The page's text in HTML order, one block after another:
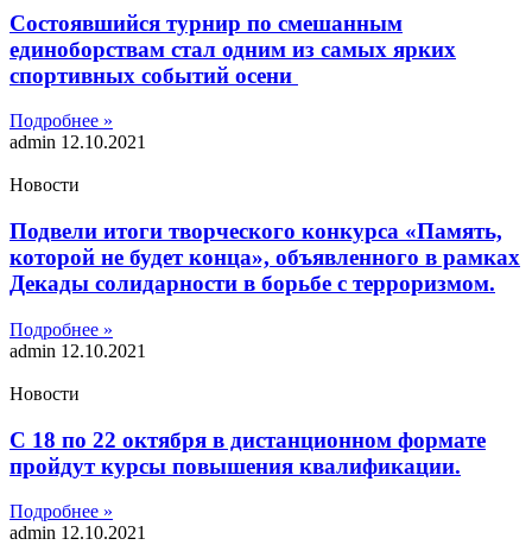
Состоявшийся турнир по смешанным
единоборствам стал одним из самых ярких
спортивных событий осени
Подробнее »
admin 12.10.2021
Новости
Подвели итоги творческого конкурса «Память,
которой не будет конца», объявленного в рамках
Декады солидарности в борьбе с терроризмом.
Подробнее »
admin 12.10.2021
Новости
С 18 по 22 октября в дистанционном формате
пройдут курсы повышения квалификации.
Подробнее »
admin 12.10.2021